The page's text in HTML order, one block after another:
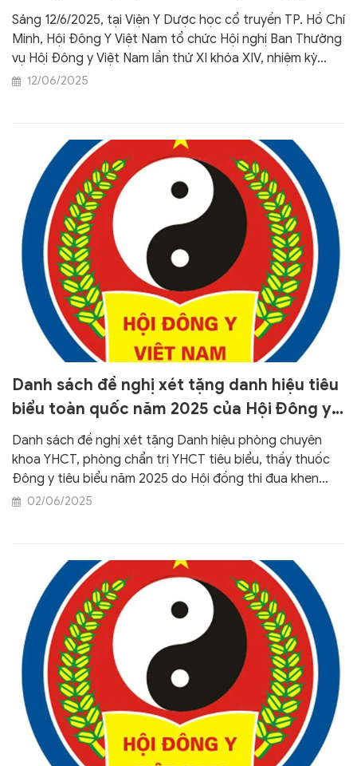
Nam khoá XIV nhiệm kỳ 2020-2025
Sáng 12/6/2025, tại Viện Y Dược học cổ truyền TP. Hồ Chí
Minh, Hội Đông Y Việt Nam tổ chức Hội nghị Ban Thường
vụ Hội Đông y Việt Nam lần thứ XI khóa XIV, nhiệm kỳ
2020-2025.
12/06/2025
Danh sách đề nghị xét tặng danh hiệu tiêu
biểu toàn quốc năm 2025 của Hội Đông y
Việt Nam
Danh sách đề nghị xét tặng Danh hiệu phòng chuyên
khoa YHCT, phòng chẩn trị YHCT tiêu biểu, thầy thuốc
Đông y tiêu biểu năm 2025 do Hội đồng thi đua khen
thưởng Trung ương dự kiến trình Chủ tịch Hội Đông y
02/06/2025